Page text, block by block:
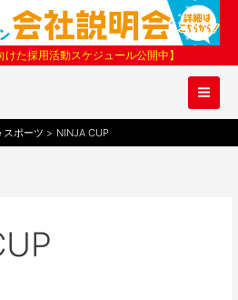
けた採用活動スケジュール公開中】
スポーツ NINJA CUP